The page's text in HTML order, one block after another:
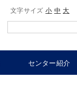
文字サイズ小 中 大
センター紹介